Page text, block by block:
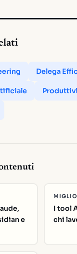
Delega
e
I tool
chi